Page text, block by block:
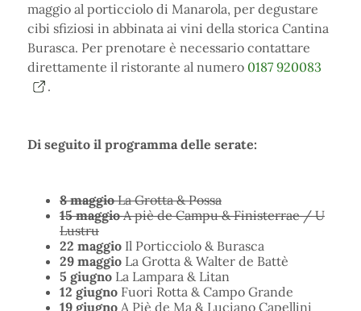
maggio al porticciolo di Manarola, per degustare
cibi sfiziosi in abbinata ai vini della storica Cantina
Burasca. Per prenotare è necessario contattare
direttamente il ristorante al numero 0187 920083
.
Di seguito il programma delle serate:
8 maggioLa Grotta & Possa
15 maggioA piè de Campu & Finisterrae / U
Lustru
22 maggio Il Porticciolo & Burasca
29 maggio La Grotta & Walter de Battè
5 giugno La Lampara & Litan
12 giugno Fuori Rotta & Campo Grande
19 giugno A Piè de Ma & Luciano Capellini